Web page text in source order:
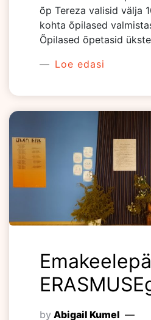
õp Tereza valisid välja
kohta õpilased
Õpilased õpetasid
Loe edasi
by Abigail Kumel